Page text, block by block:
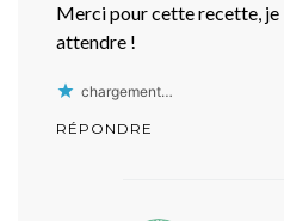
Merci pour cette recette, je
attendre !
chargement…
RÉPONDRE